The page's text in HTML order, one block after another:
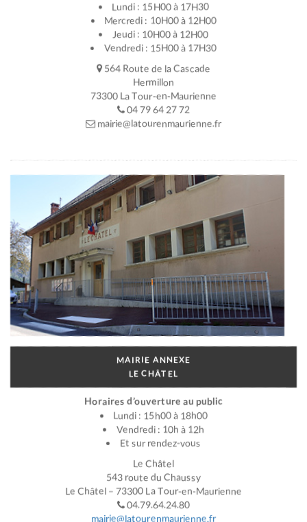
Lundi : 15H00 à 17H30
Mercredi : 10H00 à 12H00
Jeudi : 10H00 à 12H00
Vendredi : 15H00 à 17H30
564 Route de la Cascade
Hermillon
73300 La Tour-en-Maurienne
04 79 64 27 72
mairie@latourenmaurienne.fr
MAIRIE ANNEXE
LE CHÂTEL
Horaires d’ouverture au public
Lundi : 15h00 à 18h00
Vendredi : 10h à 12h
Et sur rendez-vous
Le Châtel
543 route du Chaussy
Le Châtel – 73300 La Tour-en-Maurienne
04.79.64.24.80
mairie@latourenmaurienne.fr